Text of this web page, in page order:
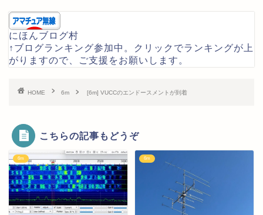
にほんブログ村
↑ブログランキング参加中。クリックでランキングが上
がりますので、ご支援をお願いします。
HOME 6m [6m] VUCCのエンドースメントが到着
こちらの記事もどうぞ
6m 6m